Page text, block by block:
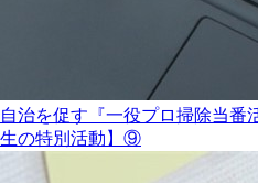
自治を促す『一役プロ掃除当番
生の特別活動】⑨